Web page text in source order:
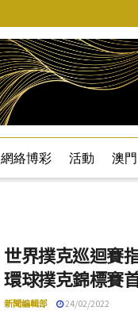
網絡博彩 活動 澳門
世界撲克巡迴賽
環球撲克錦標賽
新聞編輯部 24/02/2022